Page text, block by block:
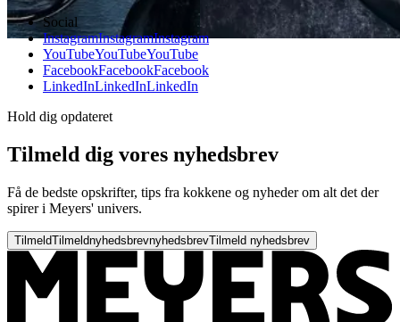
Social
InstagramInstagramInstagram
YouTubeYouTubeYouTube
FacebookFacebookFacebook
LinkedInLinkedInLinkedIn
Hold dig opdateret
Tilmeld dig vores nyhedsbrev
Få de bedste opskrifter, tips fra kokkene og nyheder om alt det der
spirer i Meyers' univers.
TilmeldTilmeldnyhedsbrevnyhedsbrevTilmeld nyhedsbrev